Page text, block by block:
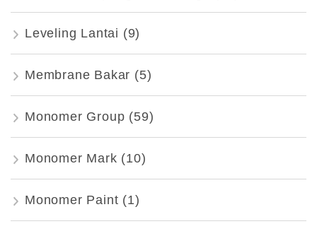
Leveling Lantai (9)
Membrane Bakar (5)
Monomer Group (59)
Monomer Mark (10)
Monomer Paint (1)